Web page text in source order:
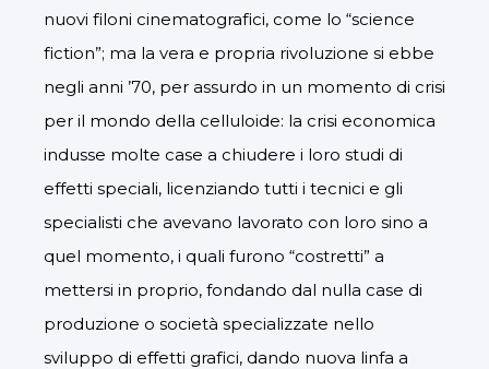
nuovi filoni cinematografici, come lo “science
fiction”; ma la vera e propria rivoluzione si ebbe
negli anni ’70, per assurdo in un momento di crisi
per il mondo della celluloide: la crisi economica
indusse molte case a chiudere i loro studi di
effetti speciali, licenziando tutti i tecnici e gli
specialisti che avevano lavorato con loro sino a
quel momento, i quali furono “costretti” a
mettersi in proprio, fondando dal nulla case di
produzione o società specializzate nello
sviluppo di effetti grafici, dando nuova linfa a